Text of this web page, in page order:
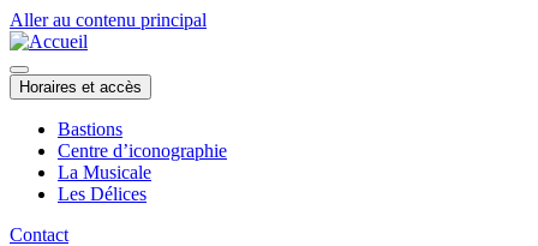
Aller au contenu principal
Horaires et accès
Bastions
Centre d’iconographie
La Musicale
Les Délices
Contact